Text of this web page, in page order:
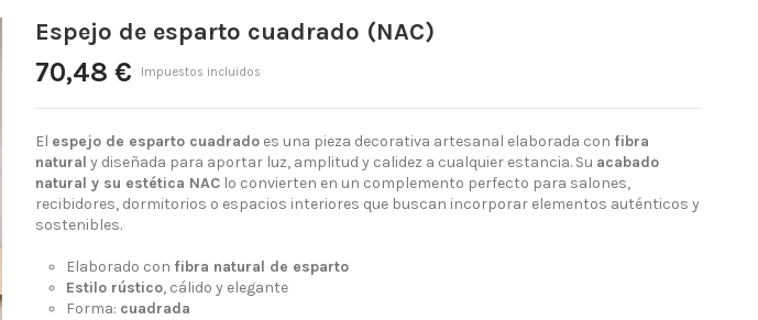
Espejo de esparto cuadrado (NAC)
70,48 € Impuestos incluidos
El espejo de esparto cuadrado es una pieza decorativa artesanal elaborada con fibra
natural y diseñada para aportar luz, amplitud y calidez a cualquier estancia. Su acabado
natural y su estética NAC lo convierten en un complemento perfecto para salones,
recibidores, dormitorios o espacios interiores que buscan incorporar elementos auténticos y
sostenibles.
Elaborado con fibra natural de esparto
Estilo rústico, cálido y elegante
Forma: cuadrada